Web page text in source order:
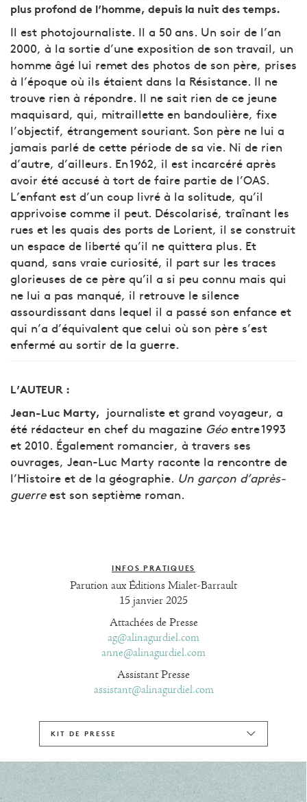
plus profond de l’homme, depuis la nuit des temps.
Il est photojournaliste. Il a 50 ans. Un soir de l’an
2000, à la sortie d’une exposition de son travail, un
homme âgé lui remet des photos de son père, prises
à l’époque où ils étaient dans la Résistance. Il ne
trouve rien à répondre. Il ne sait rien de ce jeune
maquisard, qui, mitraillette en bandoulière, fixe
l’objectif, étrangement souriant. Son père ne lui a
jamais parlé de cette période de sa vie. Ni de rien
d’autre, d’ailleurs. En 1962, il est incarcéré après
avoir été accusé à tort de faire partie de l’OAS.
L’enfant est d’un coup livré à la solitude, qu’il
apprivoise comme il peut. Déscolarisé, traînant les
rues et les quais des ports de Lorient, il se construit
un espace de liberté qu’il ne quittera plus. Et
quand, sans vraie curiosité, il part sur les traces
glorieuses de ce père qu’il a si peu connu mais qui
ne lui a pas manqué, il retrouve le silence
assourdissant dans lequel il a passé son enfance et
qui n’a d’équivalent que celui où son père s’est
enfermé au sortir de la guerre.
L’AUTEUR :
Jean-Luc Marty,
journaliste et grand voyageur, a
été rédacteur en chef du magazine Géoentre 1993
et 2010. Également romancier, à travers ses
ouvrages, Jean-Luc Marty raconte la rencontre de
l’Histoire et de la géographie. Un garçon d’après-
guerreest son septième roman.
INFOS PRATIQUES
Parution aux Éditions Mialet-Barrault
15 janvier 2025
Attachées de Presse
ag@alinagurdiel.com
anne@alinagurdiel.com
Assistant Presse
assistant@alinagurdiel.com
KIT DE PRESSE